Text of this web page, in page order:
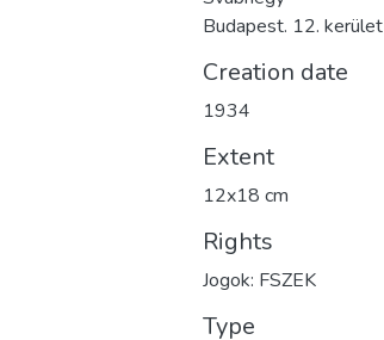
Budapest. 12. kerület
Creation date
1934
Extent
12x18 cm
Rights
Jogok: FSZEK
Type